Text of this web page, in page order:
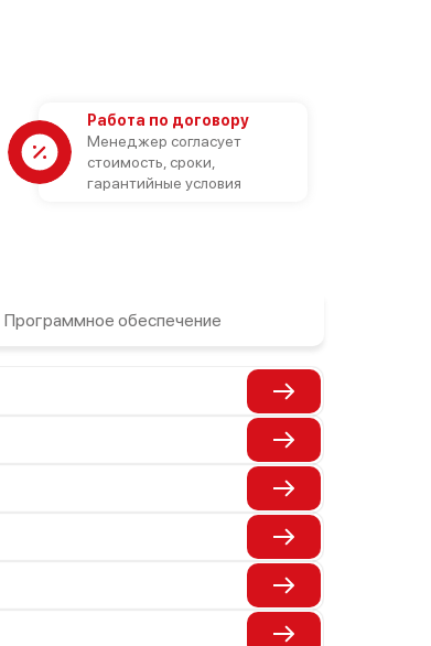
Работа по договору
Менеджер согласует
стоимость, сроки,
гарантийные условия
Программное обеспечение